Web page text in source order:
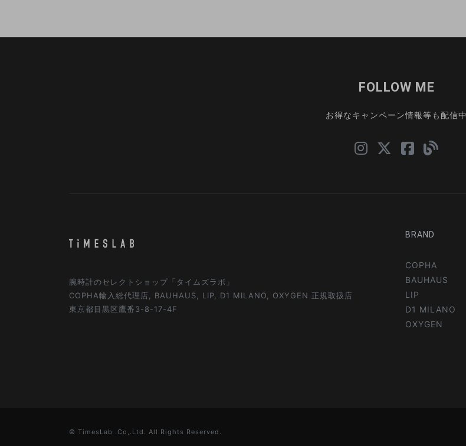
FOLLOW ME
お得なキャンペーン情報等も配信中
腕時計のセレクトショップ「タイムズラボ」
COPHA輸入総代理店, BAUHAUS, LIP, D1 MILANO, OXYGEN 正規取扱店
東京都目黒区鷹番3-8-17-4F
BRAND
COPHA
BAUHAUS
LIP
D1 MILANO
OXYGEN
© TimesLab .Co,.Ltd. All Rights Reserved.